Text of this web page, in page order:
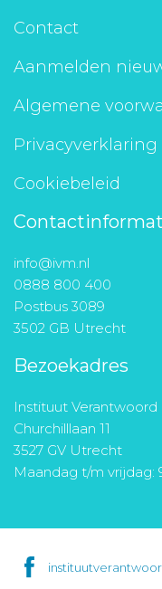
Contact
Aanmelden
Algemene
Privacyverklaring
Cookiebeleid
info@ivm.nl
0888 800 400
Postbus 3089
3502 GB Utrecht
Bezoekadres
Instituut
Churchilllaan 11
3527 GV Utrecht
Maandag t/m vrijdag: